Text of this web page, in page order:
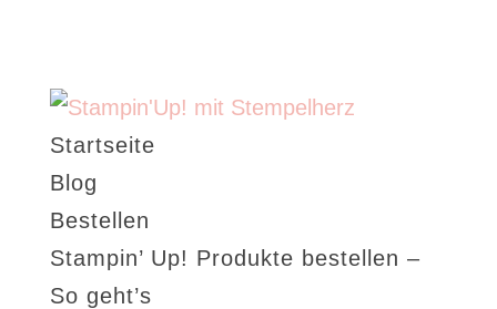
Startseite
Blog
Bestellen
Stampin’ Up! Produkte bestellen –
So geht’s